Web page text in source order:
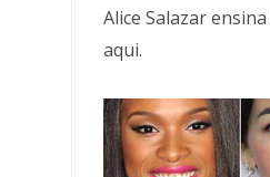
Alice Salazar
aqui.